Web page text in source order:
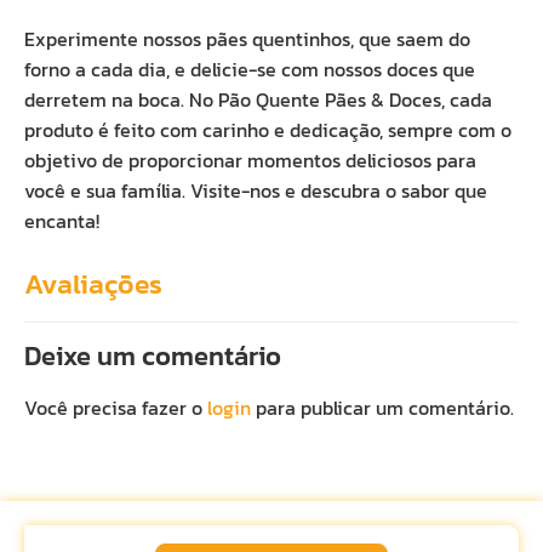
Experimente nossos pães quentinhos, que saem do
forno a cada dia, e delicie-se com nossos doces que
derretem na boca. No Pão Quente Pães & Doces, cada
produto é feito com carinho e dedicação, sempre com o
objetivo de proporcionar momentos deliciosos para
você e sua família. Visite-nos e descubra o sabor que
encanta!
Avaliações
Deixe um comentário
Você precisa fazer o login para publicar um comentário.